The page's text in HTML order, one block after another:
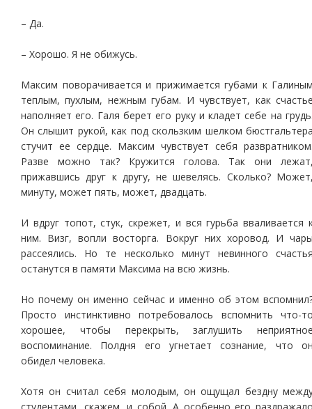
– Да.
– Хорошо. Я не обижусь.
Максим поворачивается и прижимается губами к
теплым, пухлым, нежным губам. И чувствует, как
наполняет его. Галя берет его руку и кладет себе на
Он слышит рукой, как под скользким шелком
стучит ее сердце. Максим чувствует себя
Разве можно так? Кружится голова. Так они
прижавшись друг к другу, не шевелясь. Сколько?
минуту, может пять, может, двадцать.
И вдруг топот, стук, скрежет, и вся гурьба вваливается
ним. Визг, вопли восторга. Вокруг них хоровод. И
рассеялись. Но те несколько минут невинного
останутся в памяти Максима на всю жизнь.
Но почему он именно сейчас и именно об этом
Просто инстинктивно потребовалось вспомнить что-
хорошее, чтобы перекрыть, заглушить
воспоминание. Полдня его угнетает сознание, что
обидел человека.
Хотя он считал себя молодым, он ощущал бездну